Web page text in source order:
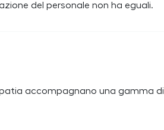
del personale non ha eguali.
accompagnano una gamma di